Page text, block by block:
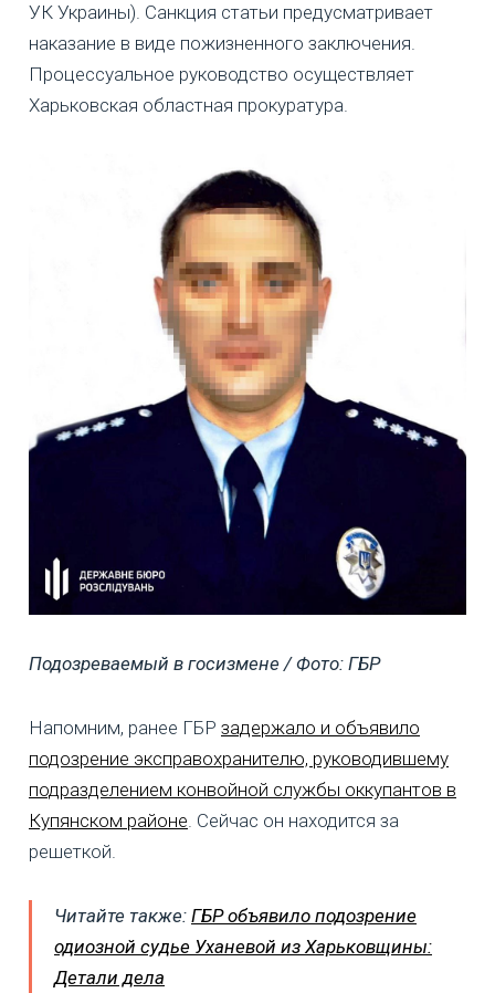
УК Украины). Санкция статьи предусматривает
наказание в виде пожизненного заключения.
Процессуальное руководство осуществляет
Харьковская областная прокуратура.
Подозреваемый в госизмене / Фото: ГБР
Напомним, ранее ГБР задержало и объявило
подозрение эксправохранителю, руководившему
подразделением конвойной службы оккупантов в
Купянском районе. Сейчас он находится за
решеткой.
Читайте также: ГБР объявило подозрение
одиозной судье Уханевой из Харьковщины:
Детали дела